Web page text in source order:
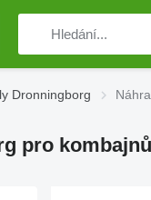
Dronningborg
pro kombajnů